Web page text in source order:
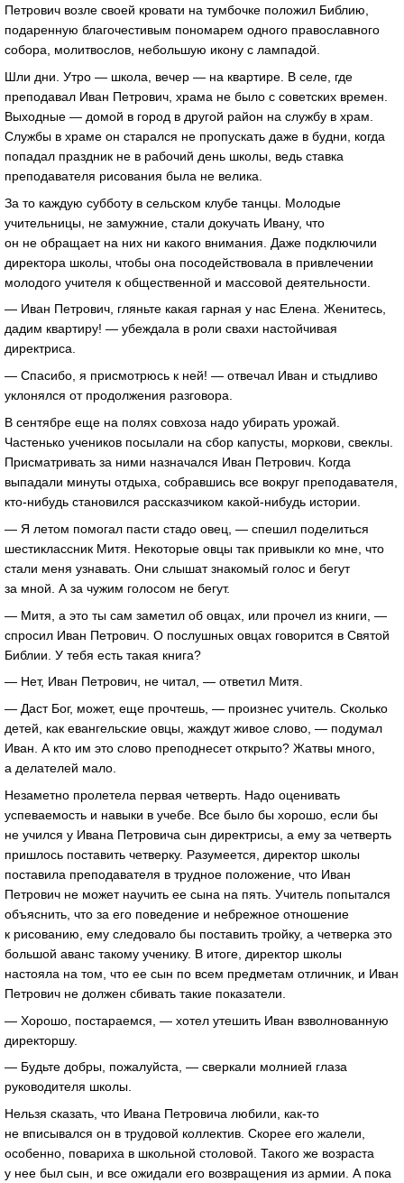
Петрович возле своей кровати на тумбочке положил Библию,
подаренную благочестивым пономарем одного православного
собора, молитвослов, небольшую икону с лампадой.
Шли дни. Утро — школа, вечер — на квартире. В селе, где
преподавал Иван Петрович, храма не было с советских времен.
Выходные — домой в город в другой район на службу в храм.
Службы в храме он старался не пропускать даже в будни, когда
попадал праздник не в рабочий день школы, ведь ставка
преподавателя рисования была не велика.
За то каждую субботу в сельском клубе танцы. Молодые
учительницы, не замужние, стали докучать Ивану, что
он не обращает на них ни какого внимания. Даже подключили
директора школы, чтобы она посодействовала в привлечении
молодого учителя к общественной и массовой деятельности.
— Иван Петрович, гляньте какая гарная у нас Елена. Женитесь,
дадим квартиру! — убеждала в роли свахи настойчивая
директриса.
— Спасибо, я присмотрюсь к ней! — отвечал Иван и стыдливо
уклонялся от продолжения разговора.
В сентябре еще на полях совхоза надо убирать урожай.
Частенько учеников посылали на сбор капусты, моркови, свеклы.
Присматривать за ними назначался Иван Петрович. Когда
выпадали минуты отдыха, собравшись все вокруг преподавателя,
кто-нибудь становился рассказчиком какой-нибудь истории.
— Я летом помогал пасти стадо овец, — спешил поделиться
шестиклассник Митя. Некоторые овцы так привыкли ко мне, что
стали меня узнавать. Они слышат знакомый голос и бегут
за мной. А за чужим голосом не бегут.
— Митя, а это ты сам заметил об овцах, или прочел из книги, —
спросил Иван Петрович. О послушных овцах говорится в Святой
Библии. У тебя есть такая книга?
— Нет, Иван Петрович, не читал, — ответил Митя.
— Даст Бог, может, еще прочтешь, — произнес учитель. Сколько
детей, как евангельские овцы, жаждут живое слово, — подумал
Иван. А кто им это слово преподнесет открыто? Жатвы много,
а делателей мало.
Незаметно пролетела первая четверть. Надо оценивать
успеваемость и навыки в учебе. Все было бы хорошо, если бы
не учился у Ивана Петровича сын директрисы, а ему за четверть
пришлось поставить четверку. Разумеется, директор школы
поставила преподавателя в трудное положение, что Иван
Петрович не может научить ее сына на пять. Учитель попытался
объяснить, что за его поведение и небрежное отношение
к рисованию, ему следовало бы поставить тройку, а четверка это
большой аванс такому ученику. В итоге, директор школы
настояла на том, что ее сын по всем предметам отличник, и Иван
Петрович не должен сбивать такие показатели.
— Хорошо, постараемся, — хотел утешить Иван взволнованную
директоршу.
— Будьте добры, пожалуйста, — сверкали молнией глаза
руководителя школы.
Нельзя сказать, что Ивана Петровича любили, как-то
не вписывался он в трудовой коллектив. Скорее его жалели,
особенно, повариха в школьной столовой. Такого же возраста
у нее был сын, и все ожидали его возвращения из армии. А пока